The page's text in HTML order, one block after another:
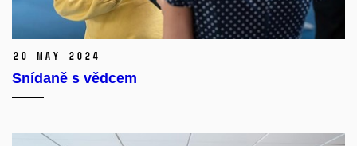
20 May 2024
Snídaně s vědcem